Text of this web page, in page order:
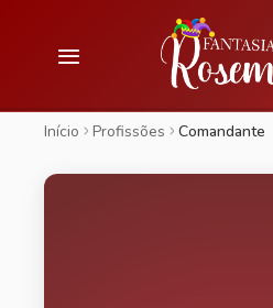
Início Profissões Comandante